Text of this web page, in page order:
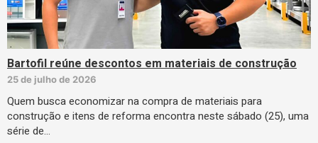
Bartofil reúne descontos em materiais de construção
25 de julho de 2026
Quem busca economizar na compra de materiais para
construção e itens de reforma encontra neste sábado (25), uma
série de…